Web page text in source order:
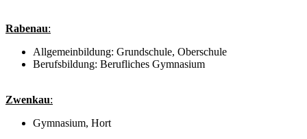
Rabenau:
Allgemeinbildung: Grundschule, Oberschule
Berufsbildung: Berufliches Gymnasium
Zwenkau:
Gymnasium, Hort